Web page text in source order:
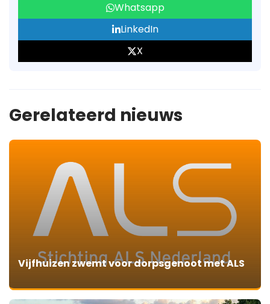
Whatsapp
LinkedIn
X
Gerelateerd nieuws
Vijfhuizen zwemt voor dorpsgenoot met ALS